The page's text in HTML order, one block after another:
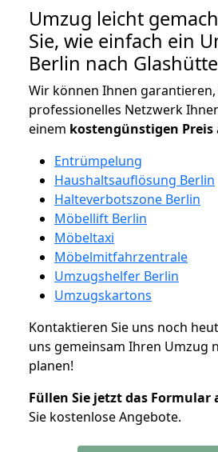
Umzug leicht
Sie, wie einfach ein
Berlin nach
Wir können Ihnen
professionelles Netzwerk
einem kostengünstigen Preis
Entrümpelung
Haushaltsauflösung Berlin
Halteverbotszone Berlin
Möbellift Berlin
Möbeltaxi
Möbelmitfahrzentrale
Umzugshelfer Berlin
Umzugskartons
Kontaktieren Sie uns noch
uns gemeinsam Ihren Umzug
planen!
Füllen Sie jetzt das Formular
Sie kostenlose Angebote.